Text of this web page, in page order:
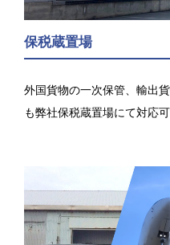
保税蔵置場
外国貨物の一次保管、輸出
も弊社保税蔵置場にて対応可